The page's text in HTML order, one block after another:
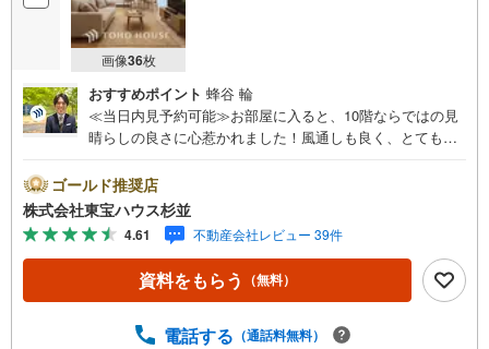
画像36枚
おすすめポイント 蜂谷 輪
≪当日内見予約可能≫お部屋に入ると、10階ならではの見
晴らしの良さに心惹かれました！風通しも良く、とても明
日はペットと一緒にリフレッシュできますよ。室内も綺麗
にリニューアルされているので、すぐに快適な暮らしが始
められます。ぜひ一度、実際の雰囲気をご体感ください。
◆ご予約に際して◆日時のご希望をお伝えください。（も
ちろん当日でも対応可能です）事前に鍵等の手配や内覧
（居住中物件）の手配が必要な場合がございますのでご容
案内が可能となりますのでお手数ですがご一報ください。
ゴールド推奨店
株式会社東宝ハウス杉並
4.61 不動産会社レビュー 39件
資料をもらう （無料）
電話する （通話料無料）